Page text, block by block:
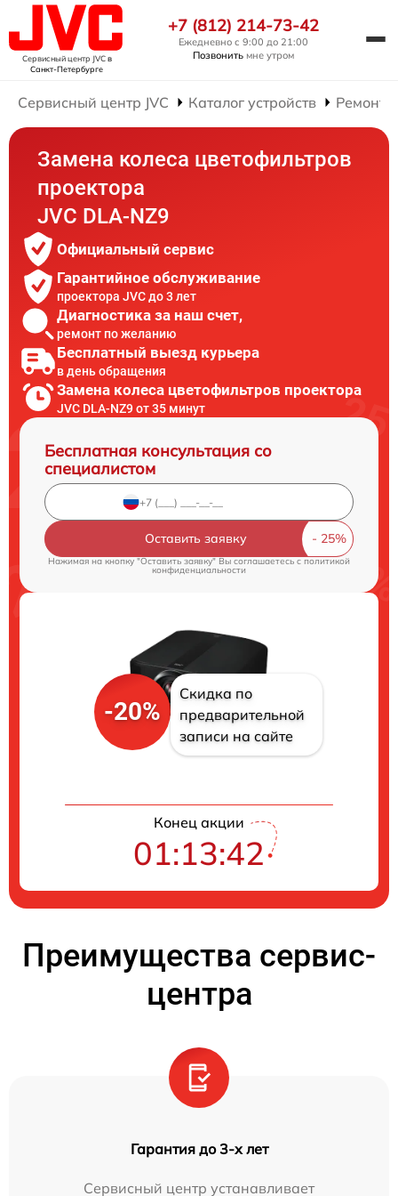
Сервисный центр JVCв
Санкт-Петербурге
+7 (812) 214-73-42
Ежедневно с 9:00 до 21:00
Позвонить мне утром
Сервисный центр JVC Каталог устройств Ремонт
Замена колеса цветофильтров
проектора
JVC DLA-NZ9
Официальный сервис
Гарантийное обслуживание
проектора JVC до 3 лет
Диагностика за наш счет,
ремонт по желанию
Бесплатный выезд курьера
в день обращения
Замена колеса цветофильтров проектора
JVC DLA-NZ9 от 35 минут
Бесплатная консультация со
специалистом
Оставить заявку
Нажимая на кнопку "Оставить заявку" Вы соглашаетесь cполитикой
конфиденциальности
-20%
Скидка по
предварительной
записи на сайте
Конец акции
01:13:41
Преимущества сервис-
центра
Гарантия до 3-х лет
Сервисный центр устанавливает